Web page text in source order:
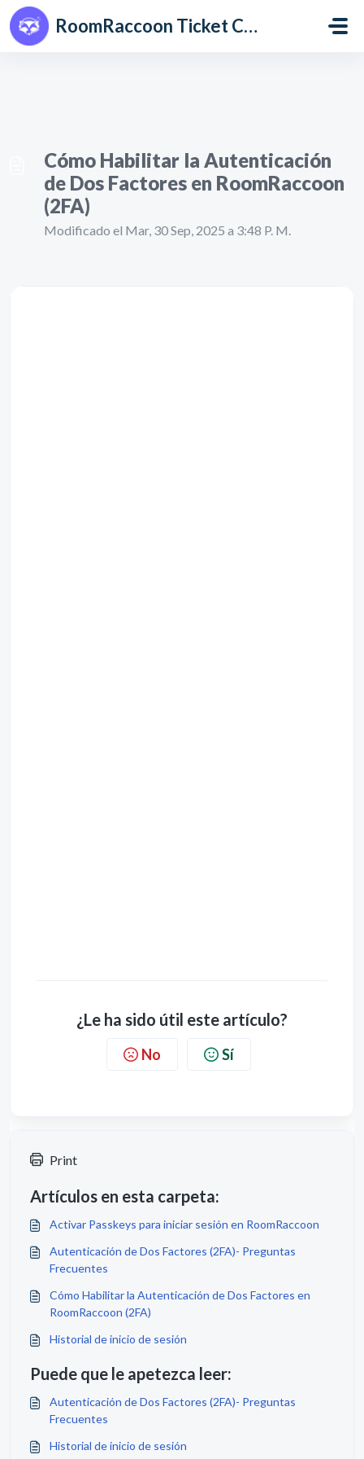
Saltar al contenido principal
RoomRaccoon Ticket Centre
Cómo Habilitar la Autenticación
de Dos Factores en RoomRaccoon
(2FA)
Modificado el Mar, 30 Sep, 2025 a 3:48 P. M.
¿Le ha sido útil este artículo?
No Sí
Print
Artículos en esta carpeta:
Activar Passkeys para iniciar sesión en RoomRaccoon
Autenticación de Dos Factores (2FA)- Preguntas
Frecuentes
Cómo Habilitar la Autenticación de Dos Factores en
RoomRaccoon (2FA)
Historial de inicio de sesión
Puede que le apetezca leer:
Autenticación de Dos Factores (2FA)- Preguntas
Frecuentes
Historial de inicio de sesión